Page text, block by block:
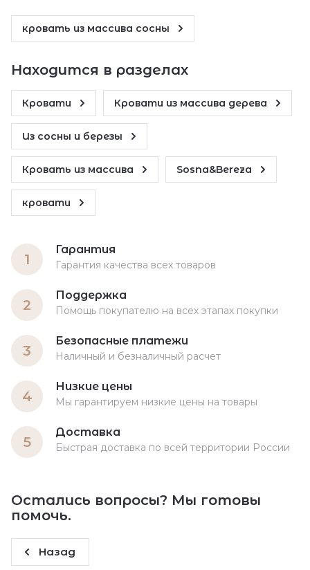
кровать из массива сосны
Находится в разделах
Кровати Кровати из массива дерева
Из сосны и березы
Кровать из массива Sosna&Bereza
кровати
1
Гарантия
Гарантия качества всех товаров
2
Поддержка
Помощь покупателю на всех этапах покупки
3
Безопасные платежи
Наличный и безналичный расчет
4
Низкие цены
Мы гарантируем низкие цены на товары
5
Доставка
Быстрая доставка по всей территории России
Остались вопросы? Мы готовы
помочь.
Назад